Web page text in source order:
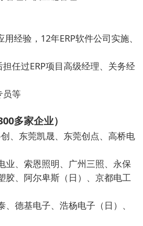
用经验，12年ERP软件公司实施、
任过ERP项目高级经理、关务经
等
多家企业）
、东莞凯晟、东莞创点、高桥电
业、索恩照明、广州三照、永保
胶、阿尔卑斯（日）、京都电工
、德基电子、浩杨电子（日）、